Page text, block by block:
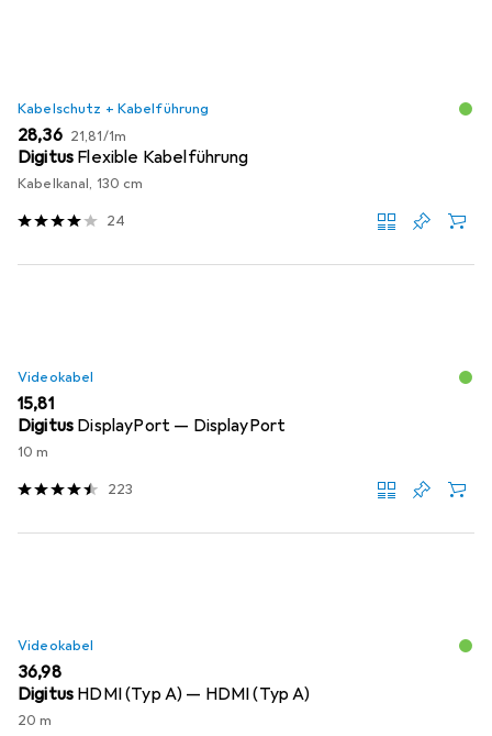
Kabelschutz + Kabelführung
EUR
28,36 EUR
21,81/1m
Digitus Flexible Kabelführung
Kabelkanal, 130 cm
24
Videokabel
EUR
15,81
Digitus DisplayPort — DisplayPort
10 m
223
Videokabel
EUR
36,98
Digitus HDMI (Typ A) — HDMI (Typ A)
20 m